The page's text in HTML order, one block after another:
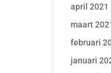
april 2021
maart
februari
januari